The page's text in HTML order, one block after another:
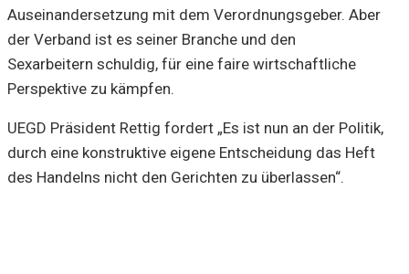
Auseinandersetzung mit dem Verordnungsgeber. Aber
der Verband ist es seiner Branche und den
Sexarbeitern schuldig, für eine faire wirtschaftliche
Perspektive zu kämpfen.
UEGD Präsident Rettig fordert „Es ist nun an der Politik,
durch eine konstruktive eigene Entscheidung das Heft
des Handelns nicht den Gerichten zu überlassen“.